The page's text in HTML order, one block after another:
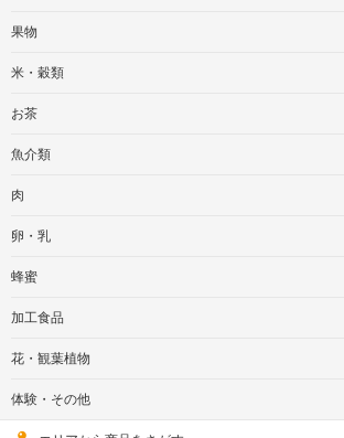
果物
米・穀類
お茶
魚介類
肉
卵・乳
蜂蜜
加工食品
花・観葉植物
体験・その他